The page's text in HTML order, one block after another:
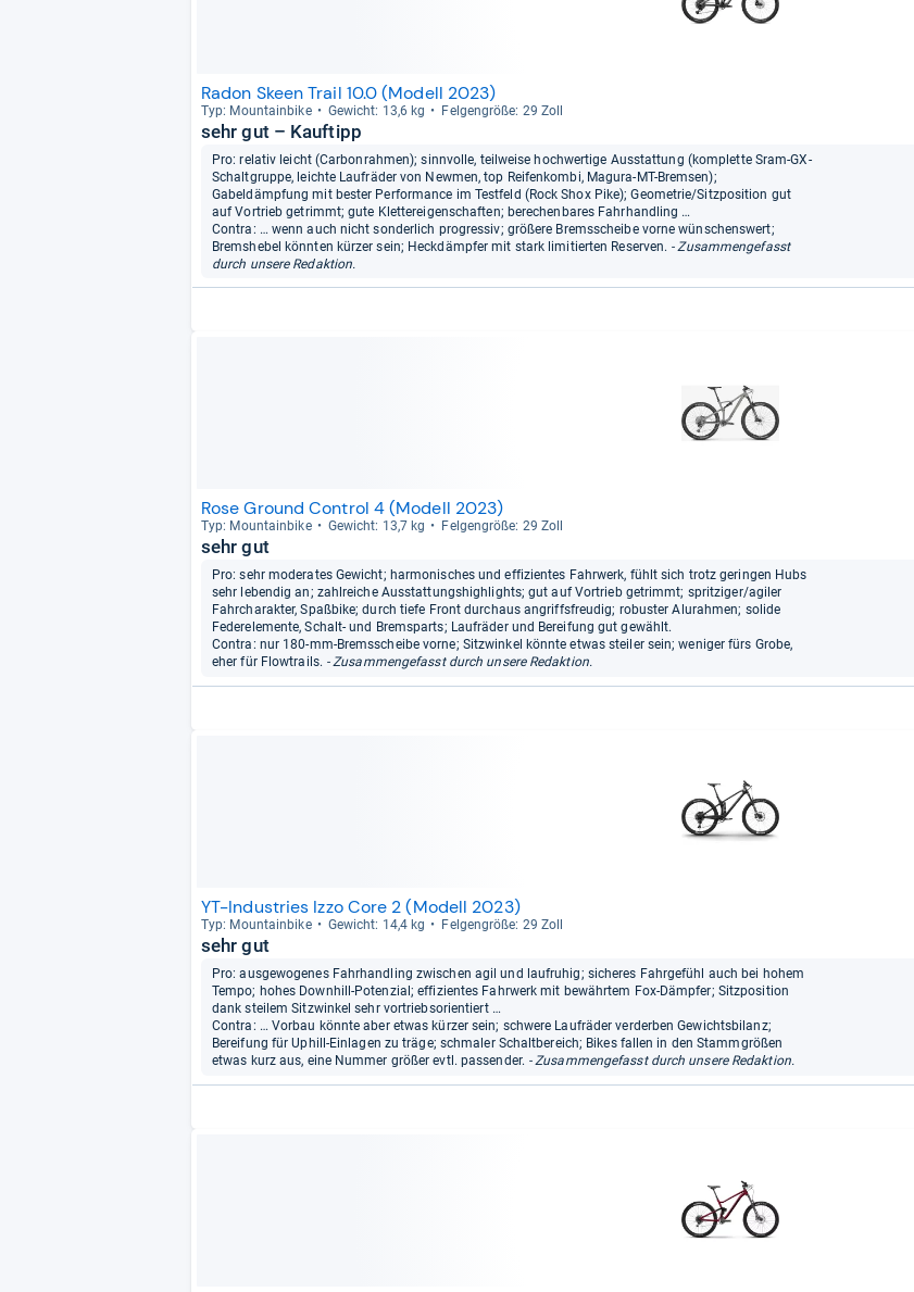
Radon Skeen Trail 10.0 (Modell 2023)
Typ: Moun­tain­bike Gewicht: 13,6 kg Fel­gen­größe: 29 Zoll
sehr gut – Kauftipp
Pro: relativ leicht (Carbonrahmen); sinnvolle, teilweise hochwertige Ausstattung (komplette Sram-GX-
Schaltgruppe, leichte Laufräder von Newmen, top Reifenkombi, Magura-MT-Bremsen);
Gabeldämpfung mit bester Performance im Testfeld (Rock Shox Pike); Geometrie/Sitzposition gut
auf Vortrieb getrimmt; gute Klettereigenschaften; berechenbares Fahrhandling …
Contra: … wenn auch nicht sonderlich progressiv; größere Bremsscheibe vorne wünschenswert;
Bremshebel könnten kürzer sein; Heckdämpfer mit stark limitierten Reserven. - Zusammengefasst
durch unsere Redaktion.
Rose Ground Control 4 (Modell 2023)
Typ: Moun­tain­bike Gewicht: 13,7 kg Fel­gen­größe: 29 Zoll
sehr gut
Pro: sehr moderates Gewicht; harmonisches und effizientes Fahrwerk, fühlt sich trotz geringen Hubs
sehr lebendig an; zahlreiche Ausstattungshighlights; gut auf Vortrieb getrimmt; spritziger/agiler
Fahrcharakter, Spaßbike; durch tiefe Front durchaus angriffsfreudig; robuster Alurahmen; solide
Federelemente, Schalt- und Bremsparts; Laufräder und Bereifung gut gewählt.
Contra: nur 180-mm-Bremsscheibe vorne; Sitzwinkel könnte etwas steiler sein; weniger fürs Grobe,
eher für Flowtrails. - Zusammengefasst durch unsere Redaktion.
YT-Industries Izzo Core 2 (Modell 2023)
Typ: Moun­tain­bike Gewicht: 14,4 kg Fel­gen­größe: 29 Zoll
sehr gut
Pro: ausgewogenes Fahrhandling zwischen agil und laufruhig; sicheres Fahrgefühl auch bei hohem
Tempo; hohes Downhill-Potenzial; effizientes Fahrwerk mit bewährtem Fox-Dämpfer; Sitzposition
dank steilem Sitzwinkel sehr vortriebsorientiert …
Contra: … Vorbau könnte aber etwas kürzer sein; schwere Laufräder verderben Gewichtsbilanz;
Bereifung für Uphill-Einlagen zu träge; schmaler Schaltbereich; Bikes fallen in den Stammgrößen
etwas kurz aus, eine Nummer größer evtl. passender. - Zusammengefasst durch unsere Redaktion.